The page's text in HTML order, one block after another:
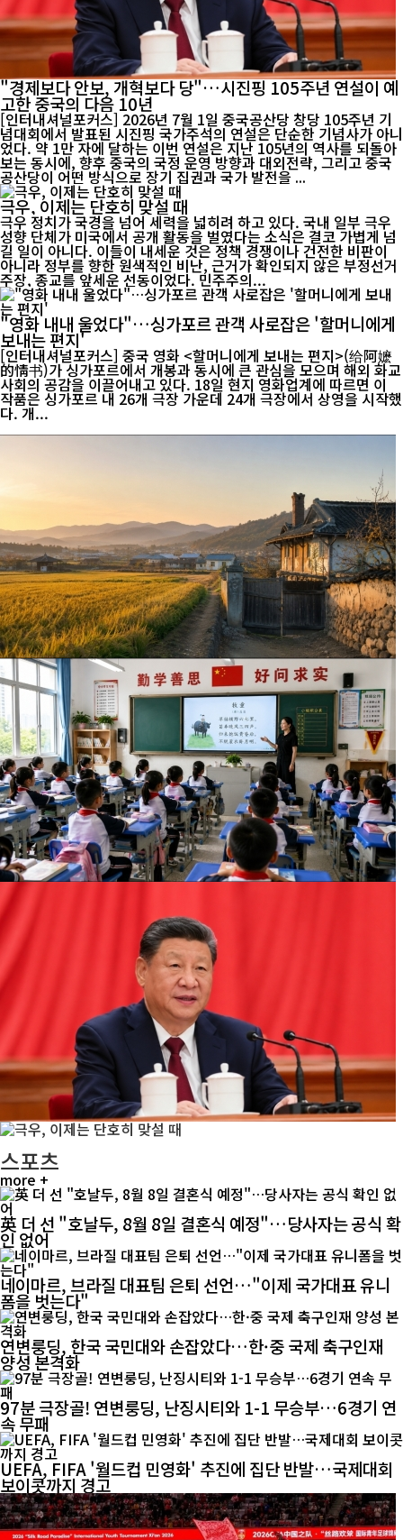
"경제보다 안보, 개혁보다 당"…시진핑 105주년 연설이 예
고한 중국의 다음 10년
[인터내셔널포커스] 2026년 7월 1일 중국공산당 창당 105주년 기
념대회에서 발표된 시진핑 국가주석의 연설은 단순한 기념사가 아니
었다. 약 1만 자에 달하는 이번 연설은 지난 105년의 역사를 되돌아
보는 동시에, 향후 중국의 국정 운영 방향과 대외전략, 그리고 중국
공산당이 어떤 방식으로 장기 집권과 국가 발전을 ...
극우, 이제는 단호히 맞설 때
극우 정치가 국경을 넘어 세력을 넓히려 하고 있다. 국내 일부 극우
성향 단체가 미국에서 공개 활동을 벌였다는 소식은 결코 가볍게 넘
길 일이 아니다. 이들이 내세운 것은 정책 경쟁이나 건전한 비판이
아니라 정부를 향한 원색적인 비난, 근거가 확인되지 않은 부정선거
주장, 종교를 앞세운 선동이었다. 민주주의...
"영화 내내 울었다"…싱가포르 관객 사로잡은 '할머니에게
보내는 편지'
[인터내셔널포커스] 중국 영화 <할머니에게 보내는 편지>(给阿嬷
的情书)가 싱가포르에서 개봉과 동시에 큰 관심을 모으며 해외 화교
사회의 공감을 이끌어내고 있다. 18일 현지 영화업계에 따르면 이
작품은 싱가포르 내 26개 극장 가운데 24개 극장에서 상영을 시작했
다. 개...
스포츠
more +
英 더 선 "호날두, 8월 8일 결혼식 예정"…당사자는 공식 확
인 없어
네이마르, 브라질 대표팀 은퇴 선언…"이제 국가대표 유니
폼을 벗는다"
연변룽딩, 한국 국민대와 손잡았다…한·중 국제 축구인재
양성 본격화
97분 극장골! 연변룽딩, 난징시티와 1-1 무승부…6경기 연
속 무패
UEFA, FIFA '월드컵 민영화' 추진에 집단 반발…국제대회
보이콧까지 경고